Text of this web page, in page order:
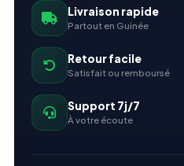
Livraison rapide
Partout en Guinée
Retour facile
Satisfait ou remboursé
Support 7j/7
À votre écoute